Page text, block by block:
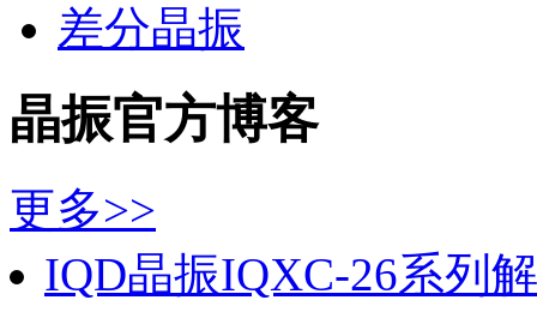
差分晶振
晶振官方博客
更多>>
IQD晶振IQXC-26系列